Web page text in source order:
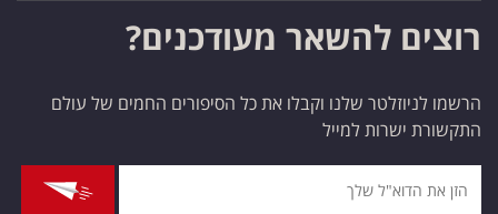
רוצים להשאר מעודכנים?
הרשמו לניוזלטר שלנו וקבלו את כל הסיפורים החמים של עולם
התקשורת ישרות למייל